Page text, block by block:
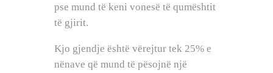
pse mund të keni vonesë të qumështit
të gjirit.
Kjo gjendje është vërejtur tek 25% e
nënave që mund të pësojnë një